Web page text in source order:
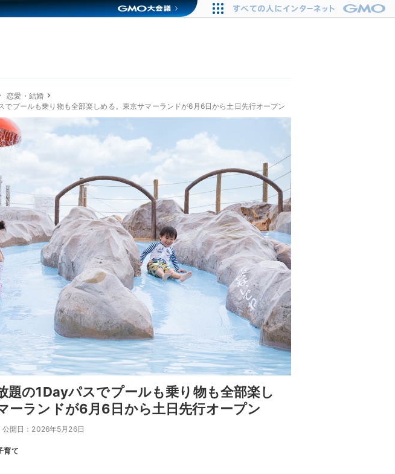
恋愛・結婚
でプールも乗り物も全部楽しめる。東京サマーランドが6月6日から土日先行オープン
題の1Dayパスでプールも乗り物も全部楽し
ーランドが6月6日から土日先行オープン
公開日：2026年5月26日
育て